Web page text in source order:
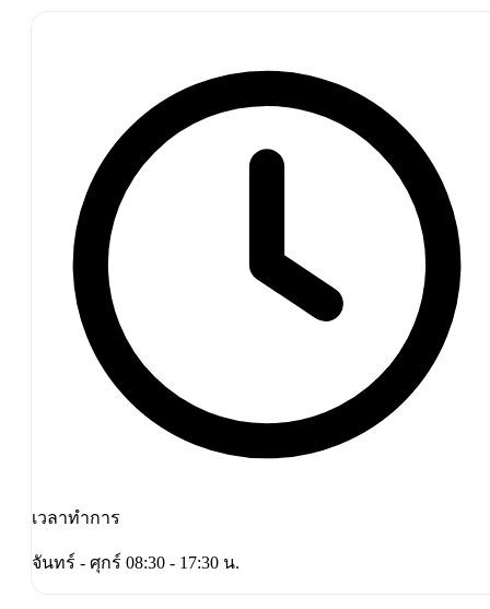
เวลาทำการ
จันทร์ - ศุกร์ 08:30 - 17:30 น.